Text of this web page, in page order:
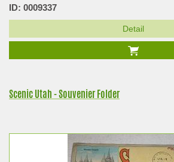
ID: 0009337
Detail
Scenic Utah - Souvenier Folder